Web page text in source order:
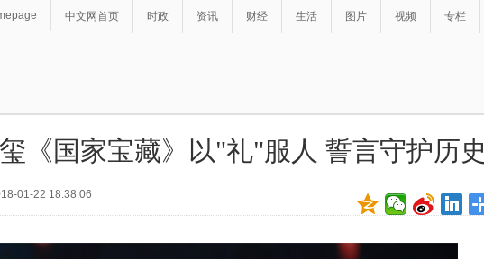
中文网首页 时政 资讯 财经 生活 图片 视频 专栏
《国家宝藏》以"礼"服人 誓言守护历史
01-22 18:38:06